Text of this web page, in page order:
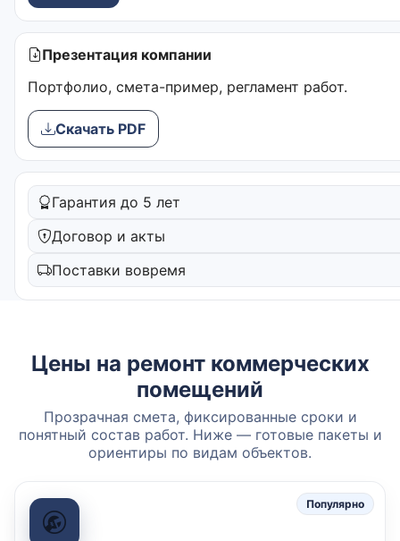
Презентация компании
Портфолио, смета-пример, регламент работ.
Скачать PDF
Гарантия до 5 лет
Договор и акты
Поставки вовремя
Цены на ремонт коммерческих
помещений
Прозрачная смета, фиксированные сроки и
понятный состав работ. Ниже — готовые пакеты и
ориентиры по видам объектов.
Популярно